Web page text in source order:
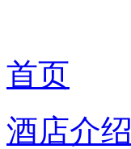
首页
酒店介绍